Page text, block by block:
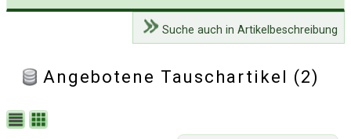
Suche auch in Artikelbeschreibung
Angebotene Tauschartikel (2)